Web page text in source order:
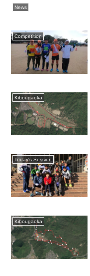
News
Competition
Kibougaoka
Today's Session
Kibougaoka